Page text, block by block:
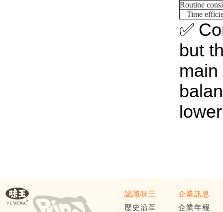
Routine
Time
✅
but
認識味王
歷史沿革
企業訊息
企業年報